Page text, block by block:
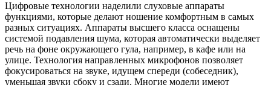
Цифровые технологии наделили слуховые аппараты
функциями, которые делают ношение комфортным в самых
разных ситуациях. Аппараты высшего класса оснащены
системой подавления шума, которая автоматически выделяет
речь на фоне окружающего гула, например, в кафе или на
улице. Технология направленных микрофонов позволяет
фокусироваться на звуке, идущем спереди (собеседник),
уменьшая звуки сбоку и сзади. Многие модели имеют